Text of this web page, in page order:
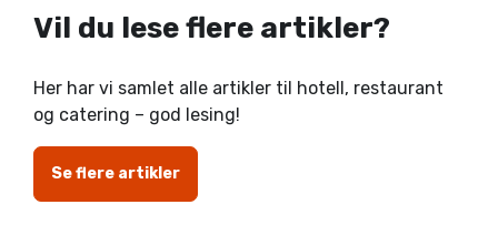
Vil du lese flere artikler?
Her har vi samlet alle artikler til hotell, restaurant
og catering – god lesing!
Se flere artikler